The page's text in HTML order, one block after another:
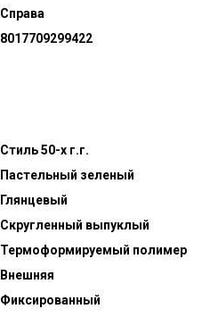
Справа
8017709299422
Стиль 50-х г.г.
Пастельный зеленый
Глянцевый
Скругленный выпуклый
Термоформируемый полимер
Внешняя
Фиксированный